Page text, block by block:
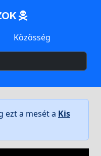
Közösség
ezt a mesét a Kis